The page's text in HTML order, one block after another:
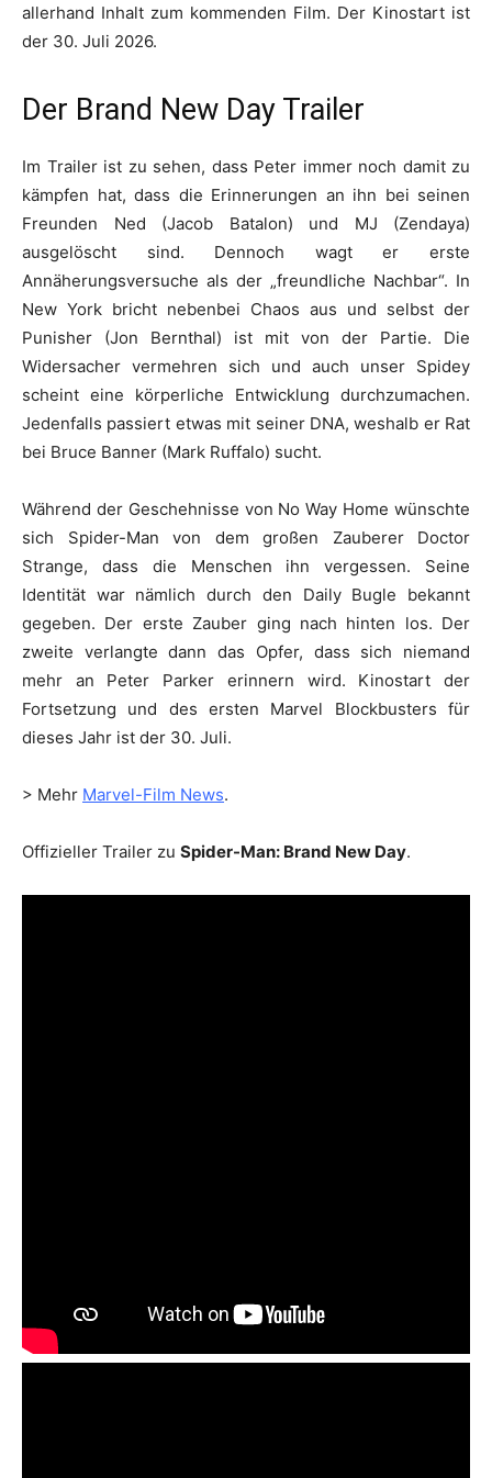
allerhand Inhalt zum kommenden Film. Der Kinostart ist
der 30. Juli 2026.
Der Brand New Day Trailer
Im Trailer ist zu sehen, dass Peter immer noch damit zu
kämpfen hat, dass die Erinnerungen an ihn bei seinen
Freunden Ned (Jacob Batalon) und MJ (Zendaya)
ausgelöscht sind. Dennoch wagt er erste
Annäherungsversuche als der „freundliche Nachbar“. In
New York bricht nebenbei Chaos aus und selbst der
Punisher (Jon Bernthal) ist mit von der Partie. Die
Widersacher vermehren sich und auch unser Spidey
scheint eine körperliche Entwicklung durchzumachen.
Jedenfalls passiert etwas mit seiner DNA, weshalb er Rat
bei Bruce Banner (Mark Ruffalo) sucht.
Während der Geschehnisse von No Way Home wünschte
sich Spider-Man von dem großen Zauberer Doctor
Strange, dass die Menschen ihn vergessen. Seine
Identität war nämlich durch den Daily Bugle bekannt
gegeben. Der erste Zauber ging nach hinten los. Der
zweite verlangte dann das Opfer, dass sich niemand
mehr an Peter Parker erinnern wird. Kinostart der
Fortsetzung und des ersten Marvel Blockbusters für
dieses Jahr ist der 30. Juli.
> Mehr Marvel-Film News.
Offizieller Trailer zu Spider-Man: Brand New Day.